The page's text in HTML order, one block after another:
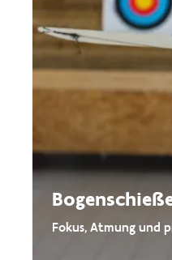
Fokus, Atmung und